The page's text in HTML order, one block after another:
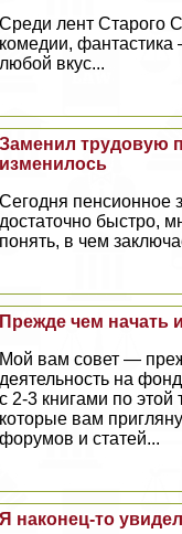
Среди лент Старого
комедии,
любой вкус...
Заменил трудовую
изменилось
Сегодня пенсионное
достаточно быстро,
понять, в чем
Прежде чем начать
Мой вам совет —
деятельность на
с 2-3 книгами по
которые вам
форумов и статей...
Я наконец-то